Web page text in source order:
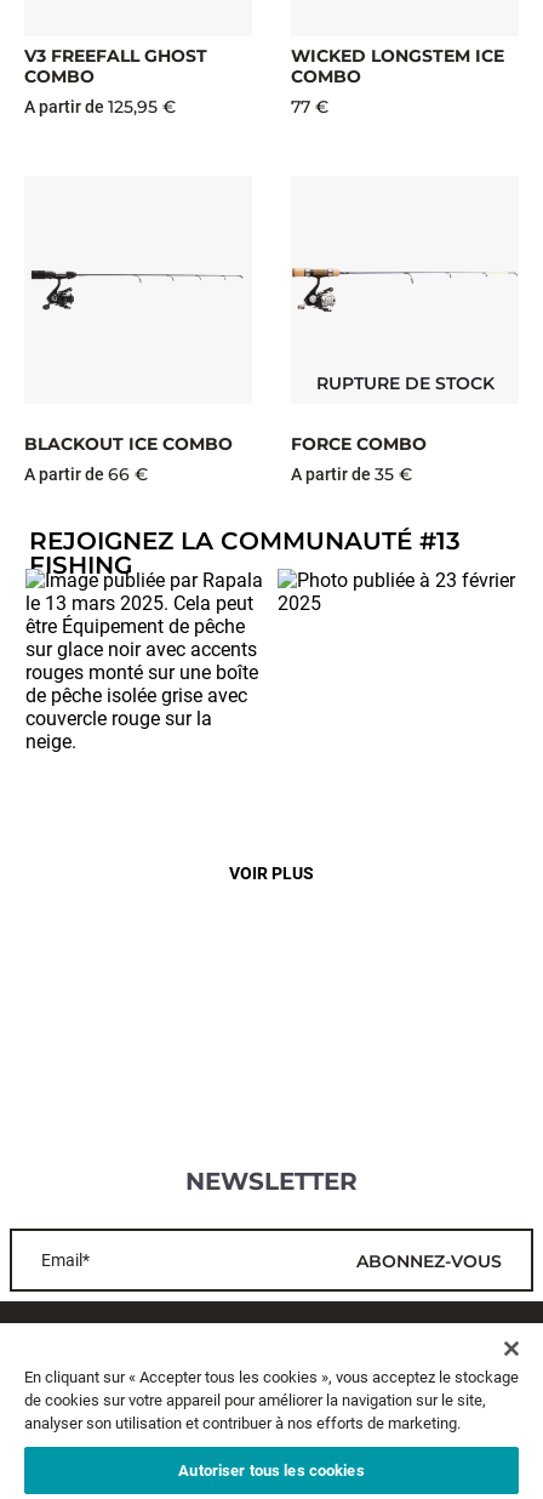
V3 FREEFALL GHOST
COMBO
A partir de 125,95 €
WICKED LONGSTEM ICE
COMBO
77 €
BLACKOUT ICE COMBO
A partir de 66 €
RUPTURE DE STOCK
FORCE COMBO
A partir de 35 €
VOIR PLUS
REJOIGNEZ LA COMMUNAUTÉ #13
FISHING
NEWSLETTER
Email* ABONNEZ-VOUS
A PROPOS
MENTIONS LÉGALES
En cliquant sur « Accepter tous les cookies », vous acceptez le stockage
de cookies sur votre appareil pour améliorer la navigation sur le site,
analyser son utilisation et contribuer à nos efforts de marketing.
Autoriser tous les cookies